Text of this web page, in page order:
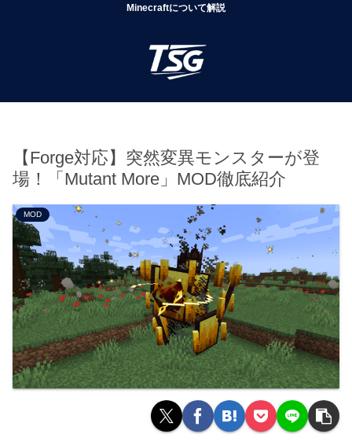
Minecraftについて解説
【Forge対応】突然変異モンスターが登
場！「Mutant More」MOD徹底紹介
MOD